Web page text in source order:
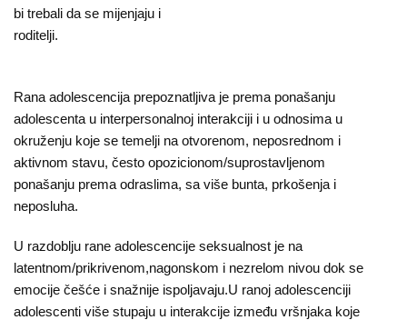
bi trebali da se mijenjaju i
Rana adolescencija prepoznatljiva je prema ponašanju
adolescenta u interpersonalnoj interakciji i u odnosima u
okruženju koje se temelji na otvorenom, neposrednom i
aktivnom stavu, često opozicionom/suprostavljenom
ponašanju prema odraslima, sa više bunta, prkošenja i
neposluha.
U razdoblju rane adolescencije seksualnost je na
latentnom/prikrivenom,nagonskom i nezrelom nivou dok se
emocije češće i snažnije ispoljavaju.U ranoj adolescenciji
adolescenti više stupaju u interakcije između vršnjaka koje